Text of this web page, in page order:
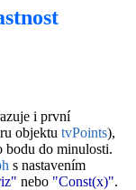
i první
objektu tvPoints),
bodu do minulosti.
s nastavením
nebo "Const(x)".